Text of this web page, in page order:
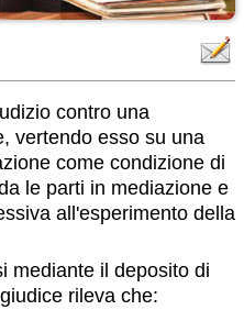
contro una
vertendo esso su una
come condizione di
le parti in mediazione e
all'esperimento della
mediante il deposito di
rileva che: